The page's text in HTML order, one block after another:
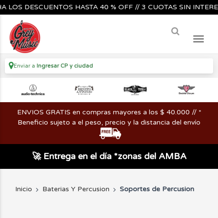
HASTA 40 % OFF // 3 CUOTAS SIN
Enviar a Ingresar CP y ciudad
ENVIOS GRATIS en compras mayores a los $ 40.000 // *
Beneficio sujeto a el peso, precio y la distancia del envío
🚀 Entrega en el día *zonas del AMBA
Inicio Baterias Y Percusion Soportes de Percusion